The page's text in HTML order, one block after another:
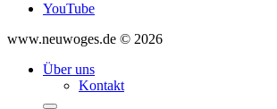
YouTube
www.neuwoges.de © 2026
Über uns
Kontakt